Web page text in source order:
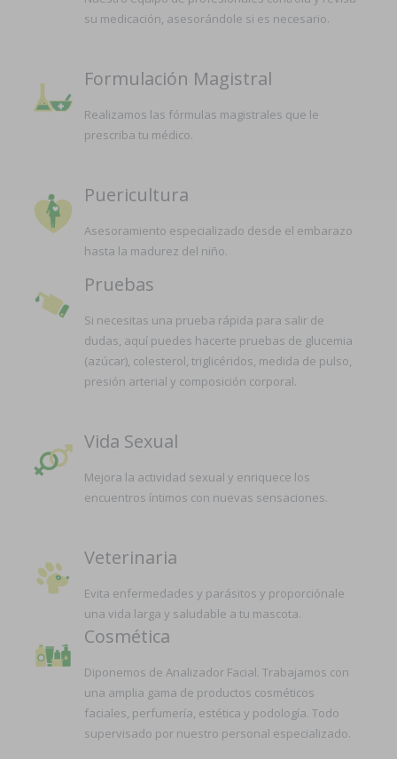
su medicación, asesorándole si es necesario.
Formulación Magistral
Realizamos las fórmulas magistrales que le
prescriba tu médico.
Puericultura
Asesoramiento especializado desde el embarazo
hasta la madurez del niño.
Pruebas
Si necesitas una prueba rápida para salir de
dudas, aquí puedes hacerte pruebas de glucemia
(azúcar), colesterol, triglicéridos, medida de pulso,
presión arterial y composición corporal.
Vida Sexual
Mejora la actividad sexual y enriquece los
encuentros íntimos con nuevas sensaciones.
Veterinaria
Evita enfermedades y parásitos y proporciónale
una vida larga y saludable a tu mascota.
Cosmética
Diponemos de Analizador Facial. Trabajamos con
una amplia gama de productos cosméticos
faciales, perfumería, estética y podología. Todo
supervisado por nuestro personal especializado.